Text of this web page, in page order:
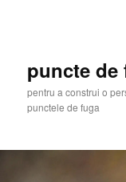
puncte de
pentru a construi o
punctele de fuga